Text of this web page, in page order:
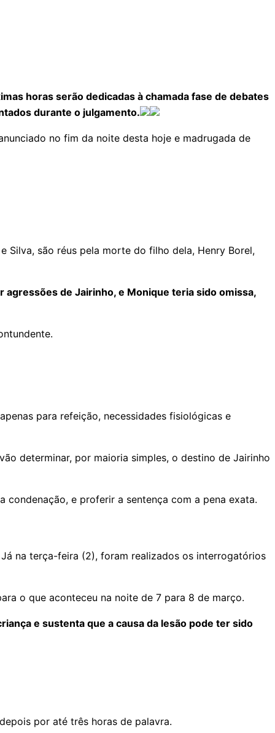
horas serão dedicadas à chamada fase de debates
durante o julgamento.
no fim da noite desta hoje e madrugada de
Silva, são réus pela morte do filho dela, Henry Borel,
agressões de Jairinho, e Monique teria sido omissa,
para refeição, necessidades fisiológicas e
determinar, por maioria simples, o destino de Jairinho
condenação, e proferir a sentença com a pena exata.
na terça-feira (2), foram realizados os interrogatórios
o que aconteceu na noite de 7 para 8 de março.
e sustenta que a causa da lesão pode ter sido
por até três horas de palavra.